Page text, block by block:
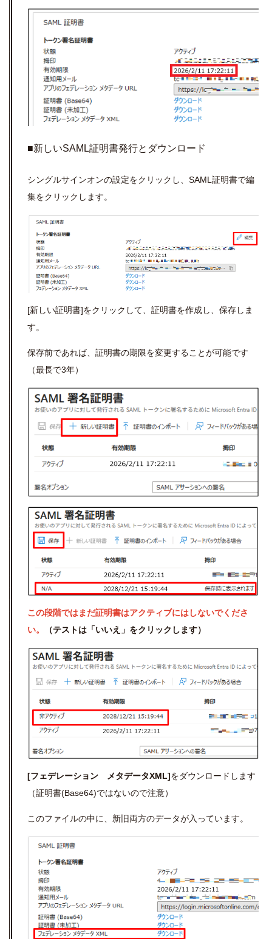
■新しいSAML証明書発行とダウンロード
シングルサインオンの設定をクリックし、SAML証明書で編
集をクリックします。
[新しい証明書]をクリックして、証明書を作成し、保存しま
す。
保存前であれば、証明書の期限を変更することが可能です
（最長で3年）
この段階ではまだ証明書はアクティブにはしないでくださ
い。 （テストは「いいえ」をクリックします）
[フェデレーション メタデータXML]をダウンロードします
（証明書(Base64)ではないので注意）
このファイルの中に、新旧両方のデータが入っています。